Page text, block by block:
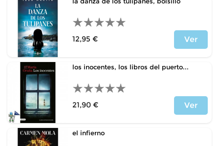
12,95 €
Ver
los inocentes, los libros del puerto...
21,90 €
Ver
el infierno